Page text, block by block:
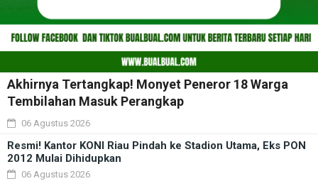
Akhirnya Tertangkap! Monyet Peneror 18 Warga
Tembilahan Masuk Perangkap
06 Agustus 2026
Resmi! Kantor KONI Riau Pindah ke Stadion Utama, Eks PON
2012 Mulai Dihidupkan
06 Agustus 2026